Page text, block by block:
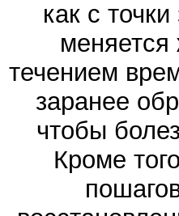
как с
меняется
течением
заранее
чтобы
Кроме